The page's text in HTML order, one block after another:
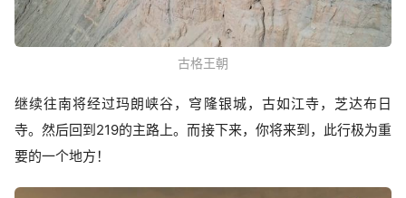
古格王朝
继续往南将经过玛朗峡谷，穹隆银城，古如江寺，芝达布日
寺。然后回到219的主路上。而接下来，你将来到，此行极为重
要的一个地方！